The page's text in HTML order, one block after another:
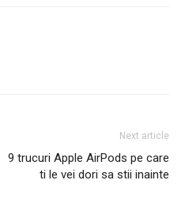
Next article
9 trucuri Apple AirPods pe care
ti le vei dori sa stii inainte